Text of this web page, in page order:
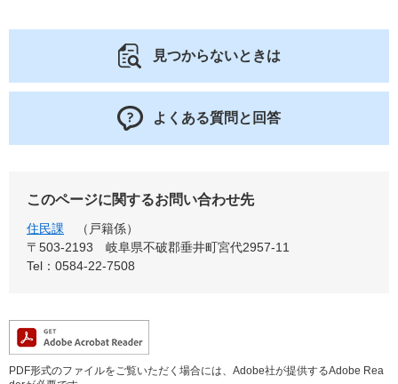
見つからないときは
よくある質問と回答
このページに関するお問い合わせ先
住民課
戸籍係
〒503-2193
岐阜県不破郡垂井町宮代2957-11
Tel：0584-22-7508
PDF形式のファイルをご覧いただく場合には、Adobe社が提供するAdobe Rea